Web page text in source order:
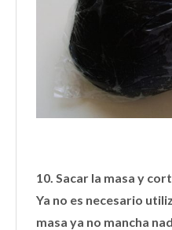
10. Sacar la masa y
Ya no es necesario
masa ya no mancha